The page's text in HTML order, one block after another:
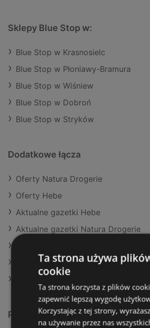
Sklepy Blue Stop w:
Blue Stop w Krasnosielc
Blue Stop w Płoniawy-Bramura
Blue Stop w Wiśniew
Blue Stop w Dobroń
Blue Stop w Stryków
Dodatkowe łącza
Oferty Natura Drogerie
Oferty Hebe
Aktualne gazetki Hebe
Aktualne gazetki Natura Drogerie
Aktualne gazetki Rossmann
Podobne sklepy detaliczne
Ta strona używa
cookie
Ta strona korzysta z plików
zapewnić lepszą wygodę
Korzystając z tej strony,
na używanie przez nas